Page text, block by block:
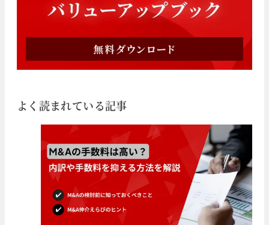
よく読まれている記事